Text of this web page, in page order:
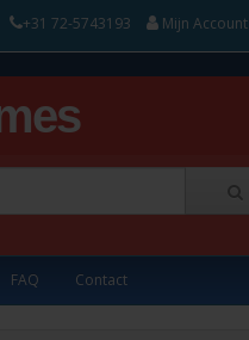
+31 72-5743193 Mijn Account
FAQ Contact